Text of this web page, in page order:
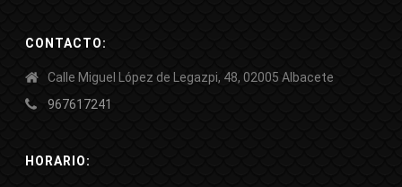
CONTACTO:
Calle Miguel López de Legazpi, 48, 02005 Albacete
967617241
HORARIO: